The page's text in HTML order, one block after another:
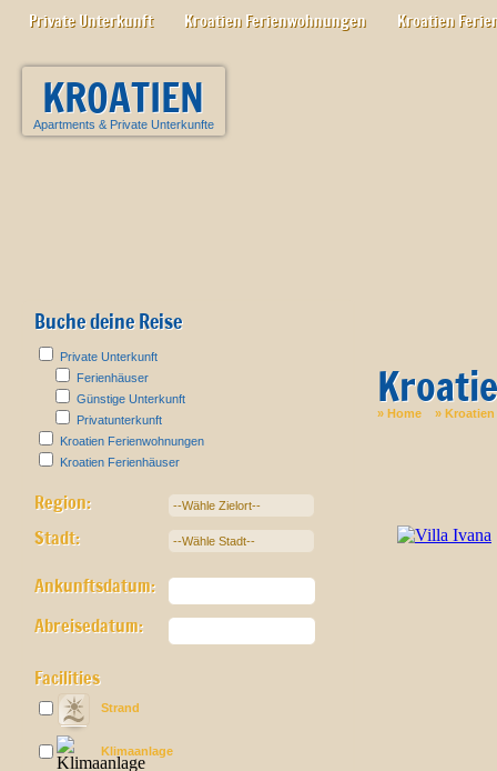
Private Unterkunft Kroatien Ferienwohnungen Kroatien
KROATIEN
Apartments & Private Unterkunfte
Buche deine Reise
Private Unterkunft
Ferienhäuser
Günstige Unterkunft
Privatunterkunft
Kroatien Ferienwohnungen
Kroatien Ferienhäuser
Region:
Stadt:
Ankunftsdatum:
Abreisedatum:
Facilities
Strand
Klimaanlage
» Home » Kroatien